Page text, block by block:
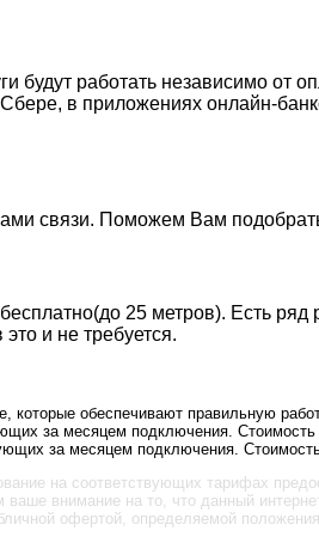
будут работать независимо
в приложениях онлайн-
связи. Поможем Вам
25 метров). Есть
и не требуется.
которые обеспечивают правильную
за месяцем подключения.
за месяцем подключения.
на соответствующих тарифах
внимание на то, что данный
офертой, определяемой